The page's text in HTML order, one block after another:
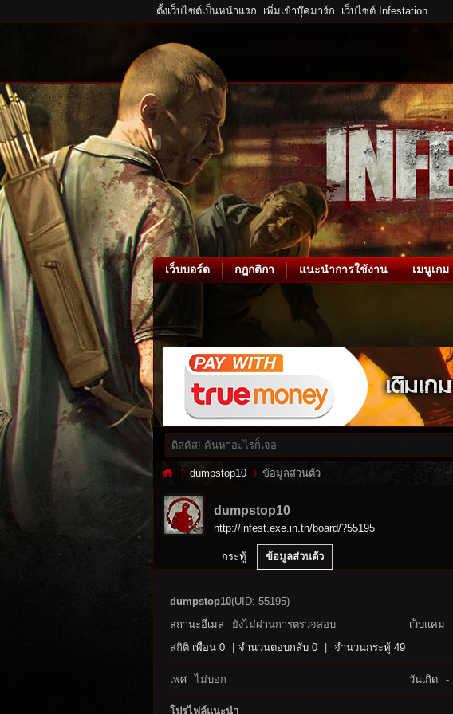
ตั้งเว็บไซต์เป็นหน้าแรก เพิ่มเข้าบุ๊คมาร์ก เว็บไซต์ Infestation
เว็บบอร์ด กฎกติกา แนะนำการใช้งาน เมนูเกม
dumpstop10 ข้อมูลส่วนตัว
dumpstop10
http://infest.exe.in.th/board/?55195
กระทู้ ข้อมูลส่วนตัว
dumpstop10(UID: 55195)
สถานะอีเมล
ยังไม่ผ่านการตรวจสอบ เว็บแคม
สถิติ เพื่อน 0 จำนวนตอบกลับ 0 จำนวนกระทู้ 49
เพศ ไม่บอก วันเกิด -
โปรไฟล์แนะนำ